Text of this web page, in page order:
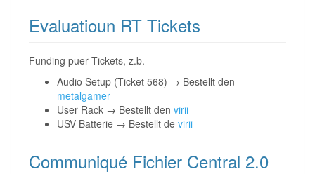
Evaluatioun RT Tickets
Funding puer Tickets, z.b.
Audio Setup (Ticket 568) → Bestellt den
metalgamer
User Rack → Bestellt den virii
USV Batterie → Bestellt de virii
Communiqué Fichier Central 2.0